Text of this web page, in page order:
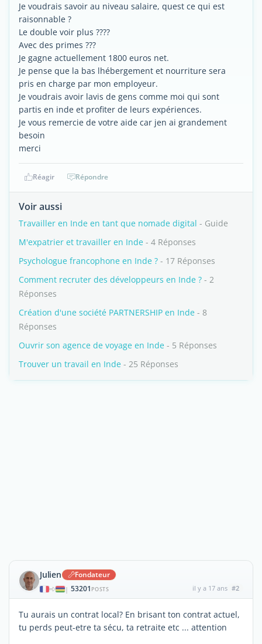
Je voudrais savoir au niveau salaire, quest ce qui est
raisonnable ?
Le double voir plus ????
Avec des primes ???
Je gagne actuellement 1800 euros net.
Je pense que la bas lhébergement et nourriture sera
pris en charge par mon employeur.
Je voudrais avoir lavis de gens comme moi qui sont
partis en inde et profiter de leurs expériences.
Je vous remercie de votre aide car jen ai grandement
besoin
merci
Réagir Répondre
Voir aussi
Travailler en Inde en tant que nomade digital - Guide
M'expatrier et travailler en Inde - 4 Réponses
Psychologue francophone en Inde ? - 17 Réponses
Comment recruter des développeurs en Inde ? - 2
Réponses
Création d'une société PARTNERSHIP en Inde - 8
Réponses
Ouvrir son agence de voyage en Inde - 5 Réponses
Trouver un travail en Inde - 25 Réponses
Julien Fondateur
| 53201 POSTS il y a 17 ans #2
Tu aurais un contrat local? En brisant ton contrat actuel,
tu perds peut-etre ta sécu, ta retraite etc ... attention